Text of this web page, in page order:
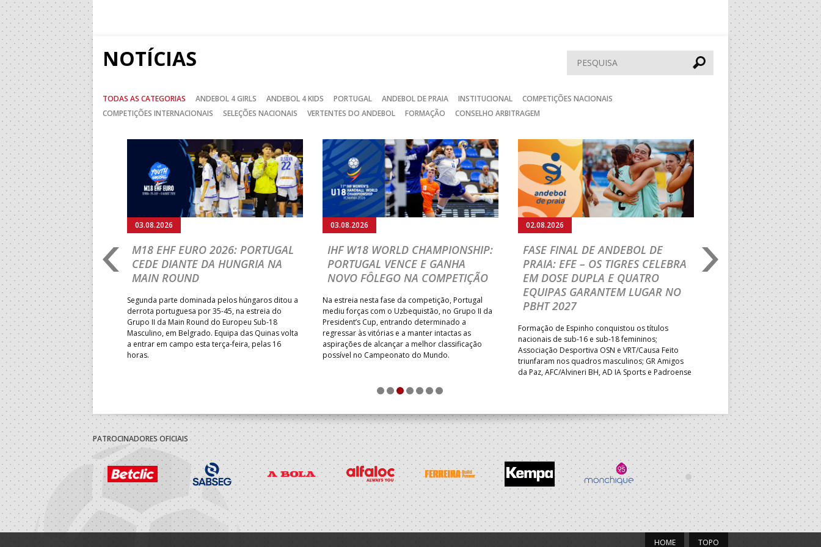
NOTÍCIAS Pesquisar
TODAS AS CATEGORIAS ANDEBOL 4 GIRLS ANDEBOL 4 KIDS PORTUGAL ANDEBOL DE PRAIA INSTITUCIONAL
COMPETIÇÕES NACIONAIS
COMPETIÇÕES INTERNACIONAIS
SELEÇÕES NACIONAIS VERTENTES DO ANDEBOL FORMAÇÃO CONSELHO ARBITRAGEM
PORTUGAL
E SEGUE NA LUTA
CLASSIFICAÇÃO
a Guiné por 28-23, em
do Grupo II da
de sub-18 Feminino,
Equipa das Quinas volta
quinta-feira.
03.08.2026
M18 EHF EURO 2026: PORTUGAL
CEDE DIANTE DA HUNGRIA NA
MAIN ROUND
Segunda parte dominada pelos húngaros ditou a
derrota portuguesa por 35-45, na estreia do
Grupo II da Main Round do Europeu Sub-18
Masculino, em Belgrado. Equipa das Quinas volta
a entrar em campo esta terça-feira, pelas 16
horas.
03.08.2026
IHF W18 WORLD CHAMPIONSHIP:
PORTUGAL VENCE E GANHA
NOVO FÔLEGO NA COMPETIÇÃO
Na estreia nesta fase da competição, Portugal
mediu forças com o Uzbequistão, no Grupo II da
President’s Cup, entrando determinado a
regressar às vitórias e a manter intactas as
aspirações de alcançar a melhor classificação
possível no Campeonato do Mundo.
02.08.2026
FASE FINAL DE ANDEBOL DE
PRAIA: EFE – OS TIGRES CELEBRA
EM DOSE DUPLA E QUATRO
EQUIPAS GARANTEM LUGAR NO
PBHT 2027
Formação de Espinho conquistou os títulos
nacionais de sub-16 e sub-18 femininos;
Associação Desportiva OSN e VRT/Causa Feito
triunfaram nos quadros masculinos; GR Amigos
da Paz, AFC/Alvineri BH, AD IA Sports e Padroense
02.08.2026
PORTUGAL BEACH
TOUR: VRT/LEMAR
TÍTULO INÉDITO
Formação de Leiria superou o
shoot-out e sagrou-se
primeira vez; Associação
primeiro desaire mas
no quadro feminino, num dia
descidas e as vagas para o
Seguinte
1 2 3 4 5 6 7
PATROCINADORES OFICIAIS
TOPO
HOME